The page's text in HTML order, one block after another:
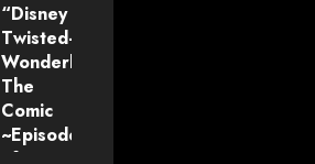
“Disney
Twisted-
Wonderland:
The
Comic
~Episode